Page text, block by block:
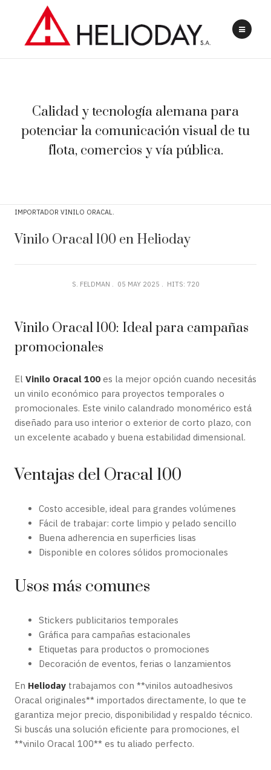
Calidad y tecnología alemana para
potenciar la comunicación visual de tu
flota, comercios y vía pública.
IMPORTADOR VINILO ORACAL
Vinilo Oracal 100 en Helioday
S. FELDMAN 05 MAY 2025 HITS: 720
Vinilo Oracal 100: Ideal para campañas
promocionales
El Vinilo Oracal 100 es la mejor opción cuando necesitás
un vinilo económico para proyectos temporales o
promocionales. Este vinilo calandrado monomérico está
diseñado para uso interior o exterior de corto plazo, con
un excelente acabado y buena estabilidad dimensional.
Ventajas del Oracal 100
Costo accesible, ideal para grandes volúmenes
Fácil de trabajar: corte limpio y pelado sencillo
Buena adherencia en superficies lisas
Disponible en colores sólidos promocionales
Usos más comunes
Stickers publicitarios temporales
Gráfica para campañas estacionales
Etiquetas para productos o promociones
Decoración de eventos, ferias o lanzamientos
En Helioday trabajamos con **vinilos autoadhesivos
Oracal originales** importados directamente, lo que te
garantiza mejor precio, disponibilidad y respaldo técnico.
Si buscás una solución eficiente para promociones, el
**vinilo Oracal 100** es tu aliado perfecto.